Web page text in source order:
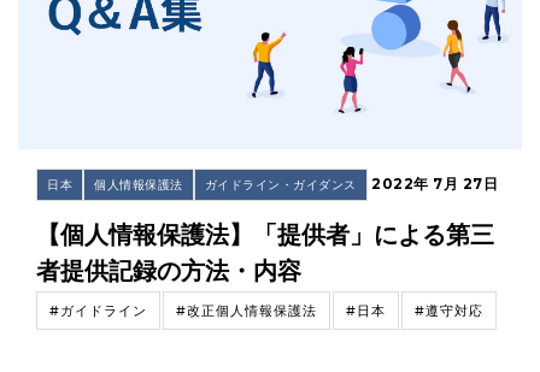
日本 個人情報保護法 ガイドライン・ガイダンス 2022年 7月 27日
【個人情報保護法】「提供者」による第三
者提供記録の方法・内容
#ガイドライン #改正個人情報保護法 #日本 #遵守対応